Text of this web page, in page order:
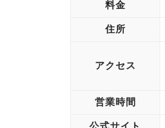
料金
住所
アクセス
営業時間